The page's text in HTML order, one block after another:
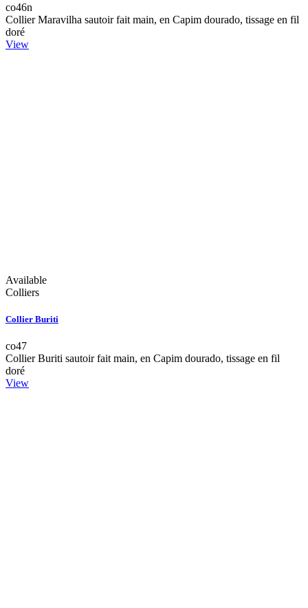
co46n
Collier Maravilha sautoir fait main, en Capim dourado, tissage en fil
doré
View
Available
Colliers
Collier Buriti
co47
Collier Buriti sautoir fait main, en Capim dourado, tissage en fil
doré
View